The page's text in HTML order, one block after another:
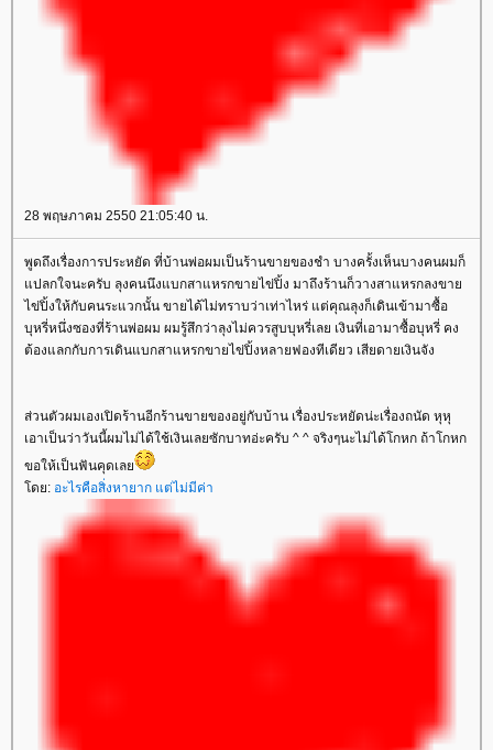
28 พฤษภาคม 2550 21:05:40 น.
พูดถึงเรื่องการประหยัด ที่บ้านพ่อผมเป็นร้านขายของชำ บางครั้งเห็นบางคนผมก็
ปลกใจนะครับ ลุงคนนึงแบกสาแหรกขายไข่ปิ้ง มาถึงร้านก็วางสาแหรกลงขา
ไข่ปิ้งให้กับคนระแวกนั้น ขายได้ไม่ทราบว่าเท่าไหร่ แต่คุณลุงก็เดินเข้ามาซื้อ
บุหรี่หนึ่งซองที่ร้านพ่อผม ผมรู้สึกว่าลุงไม่ควรสูบบุหรี่เลย เงินที่เอามาซื้อบุหรี่ คง
ต้องแลกกับการเดินแบกสาแหรกขายไข่ปิ้งหลายฟองทีเดียว เสียดายเงินจัง
ส่วนตัวผมเองเปิดร้านอีกร้านขายของอยู่กับบ้าน เรื่องประหยัดน่ะเรื่องถนัด หุหุ
เอาเป็นว่าวันนี้ผมไม่ได้ใช้เงินเลยซักบาทอ่ะครับ ^ ^ จริงๆนะไม่ได้โกหก ถ้าโกหก
ขอให้เป็นฟันคุดเล
ดย: อะไรคือสิ่งหายาก แต่ไม่มีค่า